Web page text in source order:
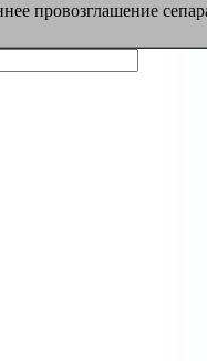
провозглашение